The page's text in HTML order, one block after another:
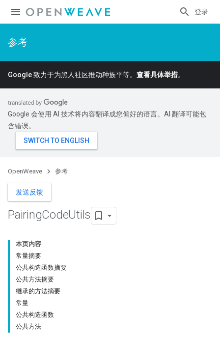
登录
参考
Google 致力于为黑人社区推动种族平等。 查看具体举措。
Google 会使用 AI 技术将内容翻译成您偏好的语言。AI 翻译可能包
含错误。
OpenWeave 参考
发送反馈
PairingCodeUtils
本页内容
常量摘要
公共构造函数摘要
公共方法摘要
继承的方法摘要
常量
公共构造函数
公共方法